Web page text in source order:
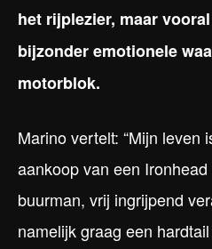
het rijplezier, maar
bijzonder emotionele
motorblok.
Marino vertelt: “Mijn leven
aankoop van een
buurman, vrij ingrijpend
namelijk graag een